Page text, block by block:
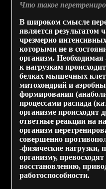
Что такое
В широком смысле
является результатом
чрезмерно
которыми не в
организм.
к нагрузкам
белках мышечных
митохондрий и
формирования
процессами распада
организме происходят
ответные реакции на
организм
совершенно
-физические нагрузки,
организму,
восстановлению,
работоспособности.